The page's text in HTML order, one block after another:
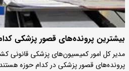
بیشترین پرونده‌های قصور پزشکی
مدیر کل امور کمیسیون‌های پزشکی قانونی
پرونده‌های قصور پزشکی در کدام حوزه